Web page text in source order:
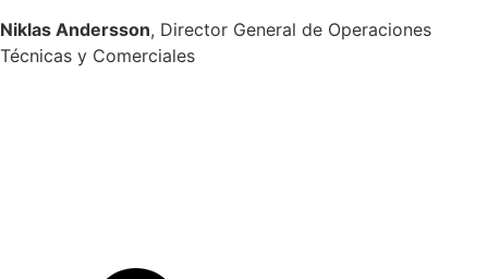
Niklas Andersson, Director General de Operaciones
Técnicas y Comerciales